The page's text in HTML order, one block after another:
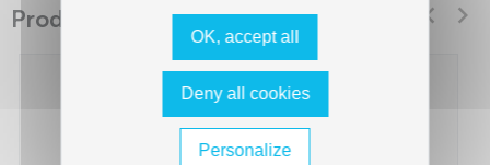
Produits suggérés Switch
OK, accept all
Deny all cookies
Personalize